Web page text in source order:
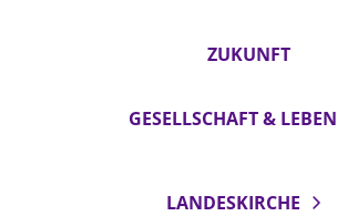
ZUKUNFT
GESELLSCHAFT & LEBEN
LANDESKIRCHE